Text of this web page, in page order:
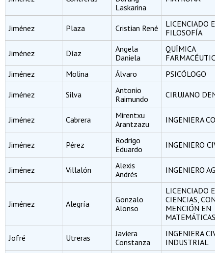
Laskarina
Jiménez Plaza Cristian René
LICENCIADO EN
FILOSOFÍA
Jiménez Díaz
Angela
Daniela
QUÍMICA
FARMACÉUTICA
Jiménez
Molina Álvaro PSICÓLOGO
Jiménez Silva
Antonio
Raimundo
CIRUJANO
Jiménez Cabrera
Mirentxu
Arantzazu
INGENIERA
Jiménez Pérez
Rodrigo
Eduardo
INGENIERO
Jiménez Villalón
Alexis
Andrés
INGENIERO
Jiménez Alegría
Gonzalo
Alonso
LICENCIADO EN
CIENCIAS, CON
MENCIÓN EN
MATEMÁTICAS
Jofré Utreras
Javiera
Constanza
INGENIERA
INDUSTRIAL